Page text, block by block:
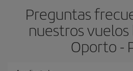
Preguntas
nuestros
Oporto -